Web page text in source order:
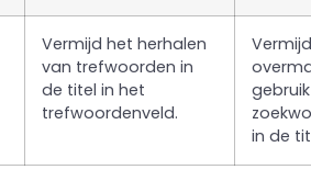
Vermijd het herhalen
van trefwoorden in
de titel in het
trefwoordenveld.
Vermijd
in de